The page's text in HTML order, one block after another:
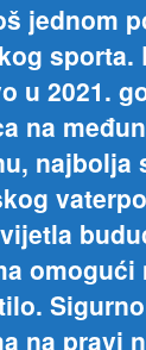
jednom
u 2021.
na
najbolja
na pravi